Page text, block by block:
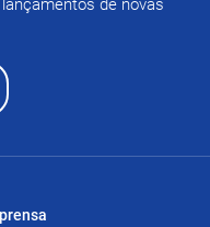
de novas